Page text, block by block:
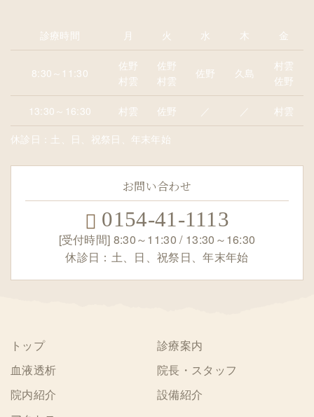
診療時間 月 火 水 木 金
8:30～11:30
佐野
村雲
佐野
村雲
佐野 久島
村雲
佐野
13:30～16:30 村雲 佐野 ／ ／
村雲
休診日：土、日、祝祭日、年末年始
お問い合わせ
0154-41-1113
[受付時間] 8:30～11:30 / 13:30～16:30
休診日：土、日、祝祭日、年末年始
トップ
診療案内
血液透析
院長・スタッフ
院内紹介
設備紹介